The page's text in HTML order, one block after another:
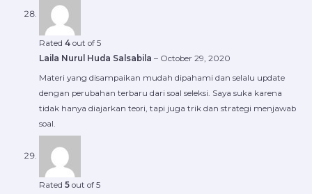
Rated 4out of 5
Laila Nurul Huda Salsabila – October 29, 2020
Materi yang disampaikan mudah dipahami dan selalu update
dengan perubahan terbaru dari soal seleksi. Saya suka karena
tidak hanya diajarkan teori, tapi juga trik dan strategi menjawab
soal.
Rated 5out of 5